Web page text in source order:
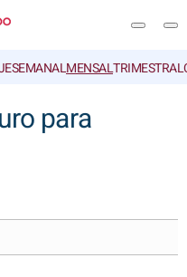
SEMANALMENSALTRIMESTRAL
para